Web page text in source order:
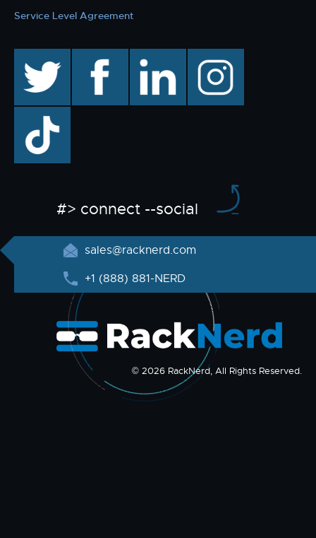
Service Level Agreement
facebook linkedin instagram
TikTok
#> connect --social
sales@racknerd.com
+1 (888) 881-NERD
© 2026 RackNerd, All Rights Reserved.